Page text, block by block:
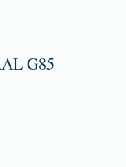
G85